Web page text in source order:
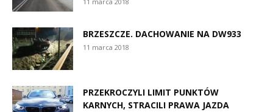
BRZESZCZE. DACHOWANIE NA DW933
11 marca 2018
PRZEKROCZYLI LIMIT PUNKTÓW
KARNYCH, STRACILI PRAWA JAZDA